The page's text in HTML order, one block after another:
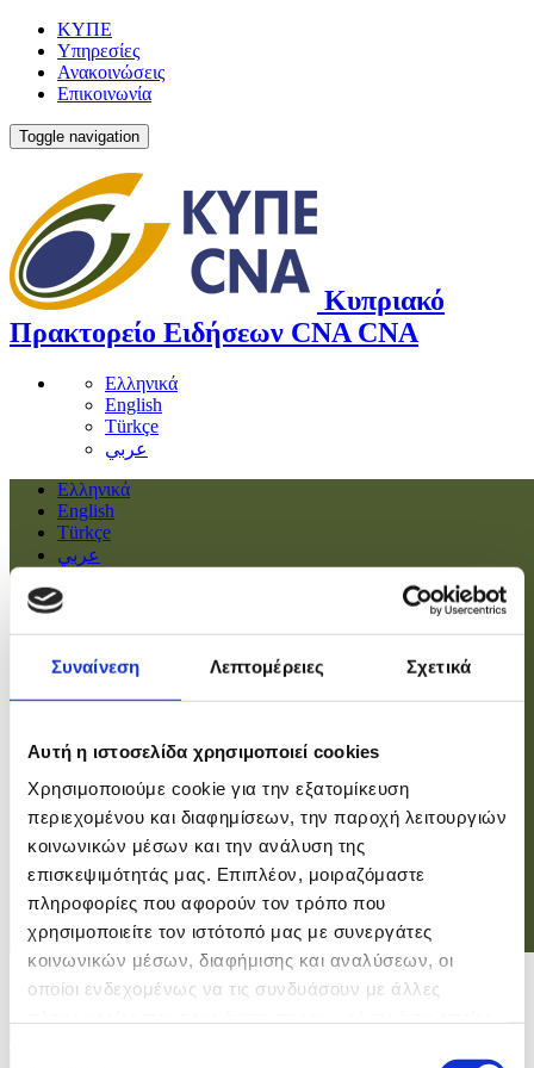
Συναίνεση Λεπτομέρειες Σχετικά
Αυτή η ιστοσελίδα χρησιμοποιεί cookies
Χρησιμοποιούμε cookie για την εξατομίκευση
περιεχομένου και διαφημίσεων, την παροχή λειτουργιών
κοινωνικών μέσων και την ανάλυση της
επισκεψιμότητάς μας. Επιπλέον, μοιραζόμαστε
πληροφορίες που αφορούν τον τρόπο που
χρησιμοποιείτε τον ιστότοπό μας με συνεργάτες
κοινωνικών μέσων, διαφήμισης και αναλύσεων, οι
οποίοι ενδεχομένως να τις συνδυάσουν με άλλες
ΚΥΠΕ
Υπηρεσίες
Ανακοινώσεις
Επικοινωνία
Toggle navigation
Κυπριακό
Πρακτορείο Ειδήσεων CNA CNA
Ελληνικά
English
Türkçe
عربي
Ελληνικά
English
Türkçe
عربي
Αρχική
Πολιτική
Οικονομία
Βουλή
Εσωτερικά
Ευρώπη
Κόσμος
Αθλητικά
Virals
Επιστήμες
Σύνδεση
Σύνδεση